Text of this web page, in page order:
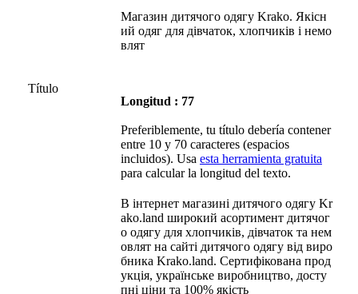
Título
Магазин дитячого одягу Krako. Якісн
ий одяг для дівчаток, хлопчиків і немо
влят
Longitud : 77
Preferiblemente, tu título debería contener
entre 10 y 70 caracteres (espacios
incluidos). Usa esta herramienta gratuita
para calcular la longitud del texto.
В інтернет магазині дитячого одягу Kr
ako.land широкий асортимент дитячог
о одягу для хлопчиків, дівчаток та нем
овлят на сайті дитячого одягу від виро
бника Krako.land. Сертифікована прод
укція, українське виробництво, досту
пні ціни та 100% якість